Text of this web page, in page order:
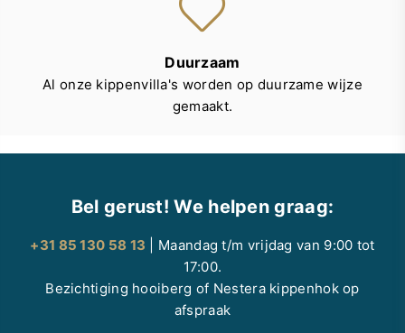
Duurzaam
Al onze kippenvilla's worden op duurzame wijze
gemaakt.
Bel gerust! We helpen graag:
+31 85 130 58 13 | Maandag t/m vrijdag van 9:00 tot
17:00.
Bezichtiging hooiberg of Nestera kippenhok op
afspraak